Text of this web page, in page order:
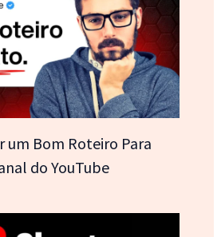
um Bom Roteiro Para
do YouTube